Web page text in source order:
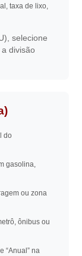
taxa de lixo,
selecione
divisão
do
gasolina,
ou zona
ônibus ou
“Anual” na